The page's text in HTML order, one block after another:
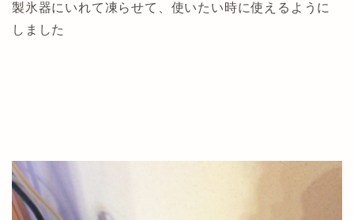
製氷器にいれて凍らせて、使いたい時に使えるように
しました